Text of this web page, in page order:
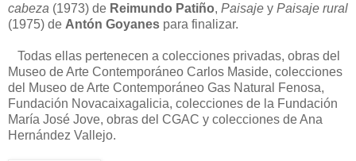
cabeza (1973) de Reimundo Patiño, Paisaje y Paisaje rural
(1975) de Antón Goyanes para finalizar.
Todas ellas pertenecen a colecciones privadas, obras del
Museo de Arte Contemporáneo Carlos Maside, colecciones
del Museo de Arte Contemporáneo Gas Natural Fenosa,
Fundación Novacaixagalicia, colecciones de la Fundación
María José Jove, obras del CGAC y colecciones de Ana
Hernández Vallejo.